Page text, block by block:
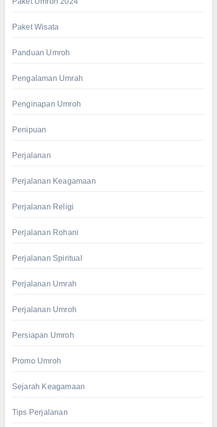
Paket Wisata
Panduan Umroh
Pengalaman Umrah
Penginapan Umroh
Penipuan
Perjalanan
Perjalanan Keagamaan
Perjalanan Religi
Perjalanan Rohani
Perjalanan Spiritual
Perjalanan Umrah
Perjalanan Umroh
Persiapan Umroh
Promo Umroh
Sejarah Keagamaan
Tips Perjalanan